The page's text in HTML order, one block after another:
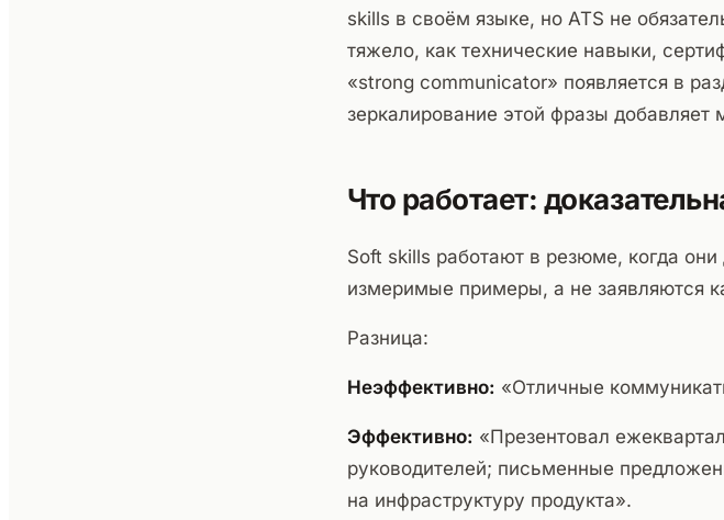
skills в своём языке, но ATS не
тяжело, как технические навыки,
«strong communicator» появляется в
зеркалирование этой фразы
Что работает:
Soft skills работают в резюме, когда
измеримые примеры, а не заявляются
Разница:
Неэффективно: «Отличные
Эффективно: «Презентовал
руководителей; письменные
на инфраструктуру продукта».